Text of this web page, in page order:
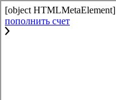
[object HTMLMetaElement]
пополнить счет